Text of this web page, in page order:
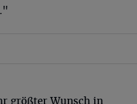
größter Wunsch in